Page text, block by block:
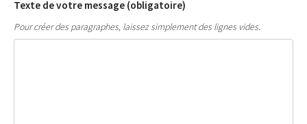
Texte de votre message (obligatoire)
Pour créer des paragraphes, laissez simplement des lignes vides.